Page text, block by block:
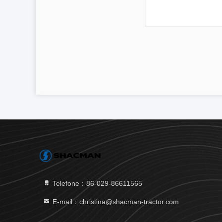
Telefone：86-029-86611565
E-mail：christina@shacman-tractor.com